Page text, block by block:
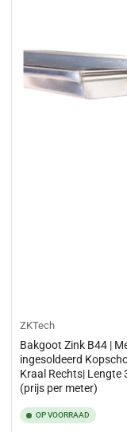
ZKTech
Bakgoot Zink B44 |
ingesoldeerd
Kraal Rechts| Lengte
(prijs per meter)
OP VOORRAAD